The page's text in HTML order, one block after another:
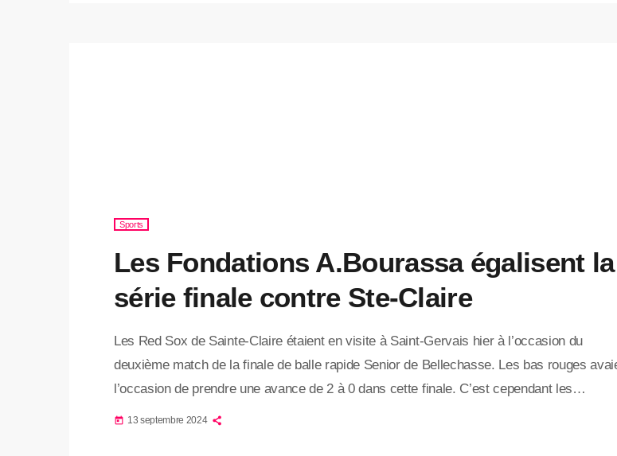
Sports
Les Fondations A.Bourassa égalisent la
série finale contre Ste-Claire
Les Red Sox de Sainte-Claire étaient en visite à Saint-Gervais hier à l’occasion du
deuxième match de la finale de balle rapide Senior de Bellechasse. Les bas rouges
l’occasion de prendre une avance de 2 à 0 dans cette finale. C’est cependant les
Fondations A.Bourassa qui repartent gagnant de cette joute. Lors de la première partie
today 13 septembre 2024